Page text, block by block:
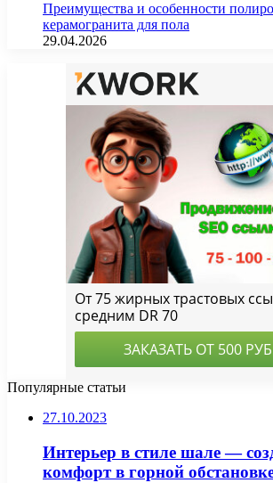
Преимущества и особенности
керамогранита для пола
29.04.2026
Популярные статьи
27.10.2023
Интерьер в стиле шале —
комфорт в горной